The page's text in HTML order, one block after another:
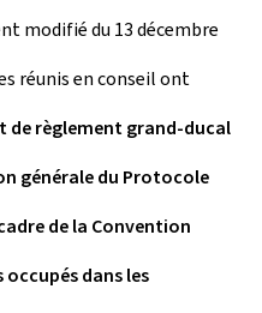
modifié du 13 décembre
réunis en conseil ont
de règlement grand-ducal
générale du Protocole
de la Convention
dans les